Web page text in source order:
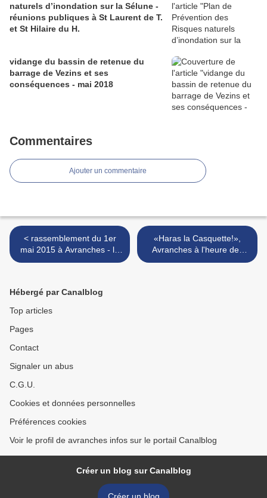
naturels d’inondation sur la Sélune -
réunions publiques à St Laurent de T.
et St Hilaire du H.
vidange du bassin de retenue du
barrage de Vezins et ses
conséquences - mai 2018
Commentaires
Ajouter un commentaire
< rassemblement du 1er
mai 2015 à Avranches - la
vidéo
«Haras la Casquette!»,
Avranches à l'heure des
musiques électroniques -
Hébergé par Canalblog
Top articles
Pages
Contact
Signaler un abus
C.G.U.
Cookies et données personnelles
Préférences cookies
Voir le profil de avranches infos sur le portail Canalblog
Créer un blog sur Canalblog